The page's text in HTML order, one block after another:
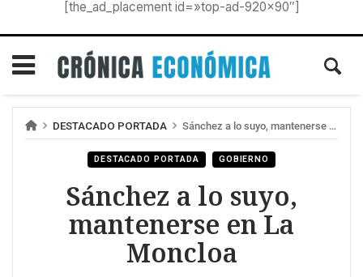
[the_ad_placement id=»top-ad-920×90″]
DESTACADO PORTADA Sánchez a lo suyo, mantenerse en La Moncloa
DESTACADO PORTADA GOBIERNO
Sánchez a lo suyo,
mantenerse en La
Moncloa